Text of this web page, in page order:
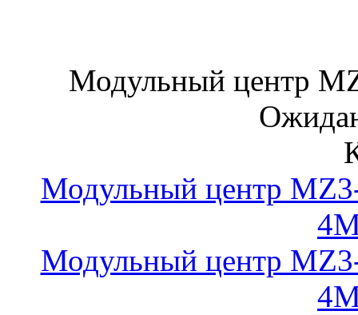
Модульный центр
Модульный центр
Модульный центр